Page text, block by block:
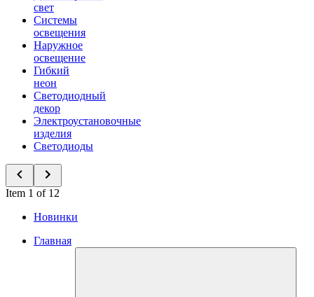
свет
Системы
освещения
Наружное
освещение
Гибкий
неон
Светодиодный
декор
Электроустановочные
изделия
Светодиоды
Item 1 of 12
Новинки
Главная